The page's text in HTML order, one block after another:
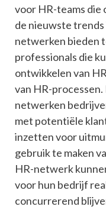
voor HR-teams die
de nieuwste
netwerken bieden
professionals die
ontwikkelen van
van HR-
netwerken
met potentiële
inzetten voor
gebruik te maken
HR-netwerk
voor hun bedrijf
concurrerend